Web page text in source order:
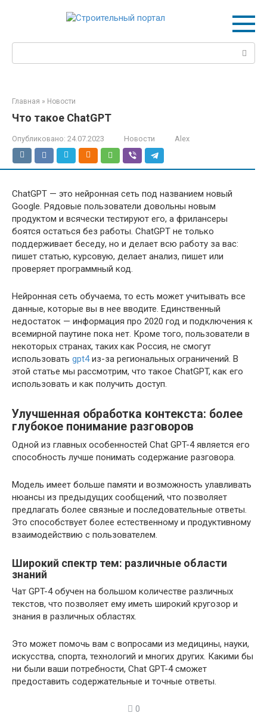
Поиск:
Главная » Новости
Что такое ChatGPT
Опубликовано: 24.07.2023 Новости Alex
ChatGPT — это нейронная сеть под названием новый
Google. Рядовые пользователи довольны новым
продуктом и всячески тестируют его, а фрилансеры
боятся остаться без работы. ChatGPT не только
поддерживает беседу, но и делает всю работу за вас:
пишет статью, курсовую, делает анализ, пишет или
проверяет программный код.
Нейронная сеть обучаема, то есть может учитывать все
данные, которые вы в нее вводите. Единственный
недостаток — информация про 2020 год и подключения к
всемирной паутине пока нет. Кроме того, пользователи в
некоторых странах, таких как Россия, не смогут
использовать gpt4из-за региональных ограничений. В
этой статье мы рассмотрим, что такое ChatGPT, как его
использовать и как получить доступ.
Улучшенная обработка контекста: более
глубокое понимание разговоров
Одной из главных особенностей Chat GPT-4 является его
способность лучше понимать содержание разговора.
Модель имеет больше памяти и возможность улавливать
нюансы из предыдущих сообщений, что позволяет
предлагать более связные и последовательные ответы.
Это способствует более естественному и продуктивному
взаимодействию с пользователем.
Широкий спектр тем: различные области
знаний
Чат GPT-4 обучен на большом количестве различных
текстов, что позволяет ему иметь широкий кругозор и
знания в различных областях.
Это может помочь вам с вопросами из медицины, науки,
искусства, спорта, технологий и многих других. Какими бы
ни были ваши потребности, Chat GPT-4 сможет
предоставить содержательные и точные ответы.
0